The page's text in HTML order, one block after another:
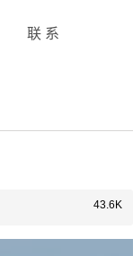
联 系
43.6K